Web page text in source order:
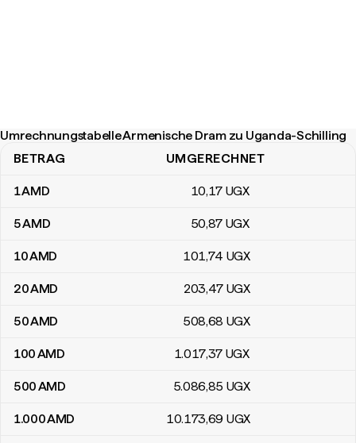
Umrechnungstabelle Armenische Dram zu Uganda-Schilling
Umrechnungstabelle Armenische Dram zu Uganda-Schilling
BETRAG UMGERECHNET
1AMD 10,17 UGX
5AMD 50,87 UGX
10AMD 101,74 UGX
20AMD 203,47 UGX
50AMD 508,68 UGX
100AMD 1.017,37 UGX
500AMD 5.086,85 UGX
1.000AMD 10.173,69 UGX